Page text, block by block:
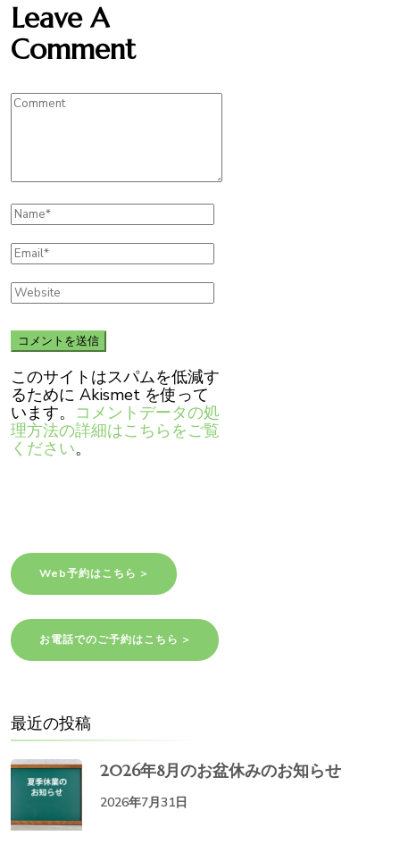
Leave A
Comment
このサイトはスパムを低減す
るために Akismet を使って
います。 コメントデータの処
理方法の詳細はこちらをご覧
ください。
Web予約はこちら >
お電話でのご予約はこちら >
最近の投稿
2026年8月のお盆休みのお知らせ
2026年7月31日